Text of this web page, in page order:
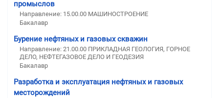
промыслов
Направление: 15.00.00 МАШИНОСТРОЕНИЕ
Бакалавр
Бурение нефтяных и газовых скважин
Направление: 21.00.00 ПРИКЛАДНАЯ ГЕОЛОГИЯ, ГОРНОЕ
ДЕЛО, НЕФТЕГАЗОВОЕ ДЕЛО И ГЕОДЕЗИЯ
Бакалавр
Разработка и эксплуатация нефтяных и газовых
месторождений